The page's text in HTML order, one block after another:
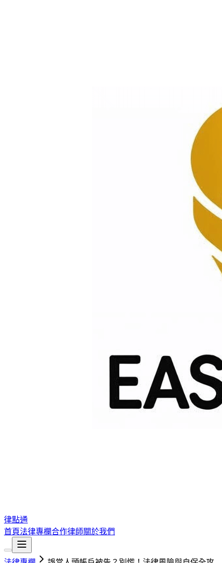
律點通
首頁法律專欄合作律師關於我們